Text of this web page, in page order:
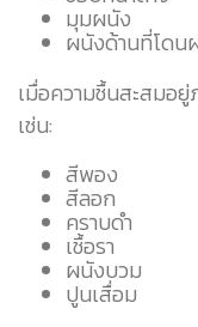
มุมผนัง
ผนังด้านที่โดน
เมื่อความชื้นสะสมอ
เช่น:
สีพอง
สีลอก
คราบดำ
เชื้อรา
ผนังบวม
ปูนเสื่อม